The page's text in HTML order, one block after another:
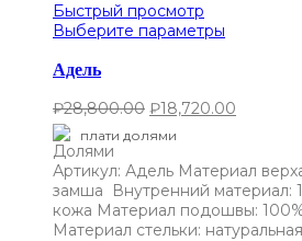
Быстрый просмотр
Выберите параметры
Адель
₽28,800.00 ₽18,720.00
плати долями
Артикул: Адель Материал
замша Внутренний материал:
кожа Материал подошвы:
Материал стельки: